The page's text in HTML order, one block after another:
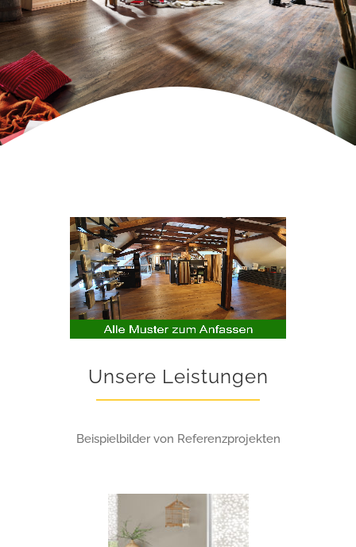
Unsere Leistungen
Beispielbilder von Referenzprojekten